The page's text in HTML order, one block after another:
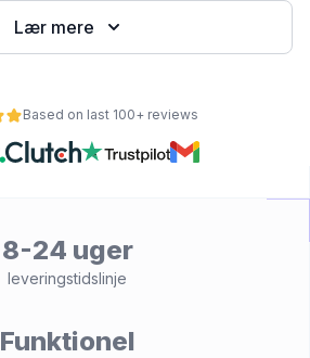
Lær mere
Based on last 100+ reviews
8-24 uger
leveringstidslinje
Funktionel